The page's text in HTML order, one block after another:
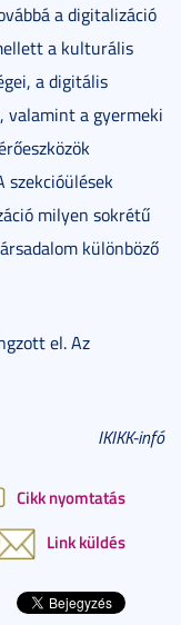
a digitalizáció
a kulturális
a digitális
valamint a gyermeki
szekcióülések
milyen sokrétű
különböző
el. Az
IKIKK-infó
Cikk nyomtatás
Link küldés